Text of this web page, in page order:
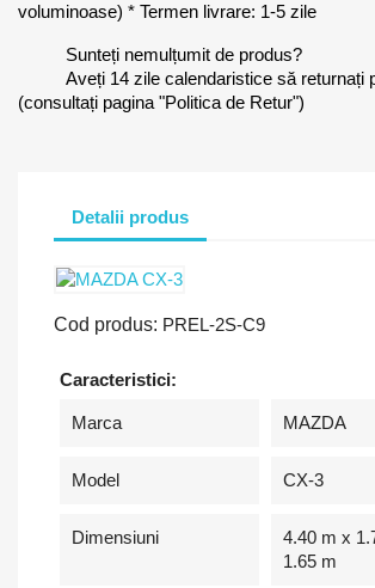
voluminoase) * Termen livrare: 1-5 zile
Sunteți nemulțumit de produs?
Aveți 14 zile calendaristice să returnați
(consultați pagina "Politica de Retur")
Detalii produs
Cod produs: PREL-2S-C9
Caracteristici:
Marca MAZDA
Model CX-3
Dimensiuni
4.40 m x
1.65 m